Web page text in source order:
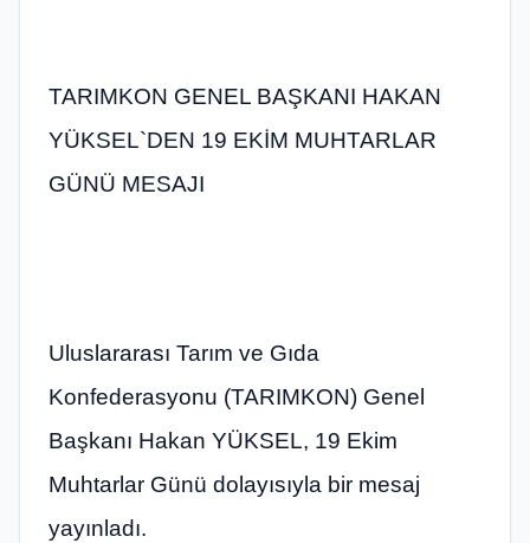
TARIMKON GENEL BAŞKANI HAKAN
YÜKSEL`DEN 19 EKİM MUHTARLAR
GÜNÜ MESAJI
Uluslararası Tarım ve Gıda
Konfederasyonu (TARIMKON) Genel
Başkanı Hakan YÜKSEL, 19 Ekim
Muhtarlar Günü dolayısıyla bir mesaj
yayınladı.